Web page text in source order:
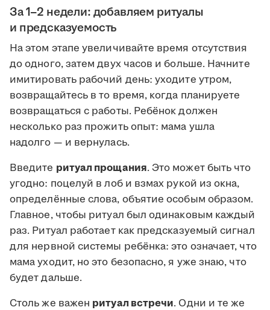
За 1–2 недели: добавляем ритуалы
и предсказуемость
На этом этапе увеличивайте время отсутствия
до одного, затем двух часов и больше. Начните
имитировать рабочий день: уходите утром,
возвращайтесь в то время, когда планируете
возвращаться с работы. Ребёнок должен
несколько раз прожить опыт: мама ушла
надолго — и вернулась.
Введите ритуал прощания. Это может быть что
угодно: поцелуй в лоб и взмах рукой из окна,
определённые слова, объятие особым образом.
Главное, чтобы ритуал был одинаковым каждый
раз. Ритуал работает как предсказуемый сигнал
для нервной системы ребёнка: это означает, что
мама уходит, но это безопасно, я уже знаю, что
будет дальше.
Столь же важен ритуал встречи. Одни и те же